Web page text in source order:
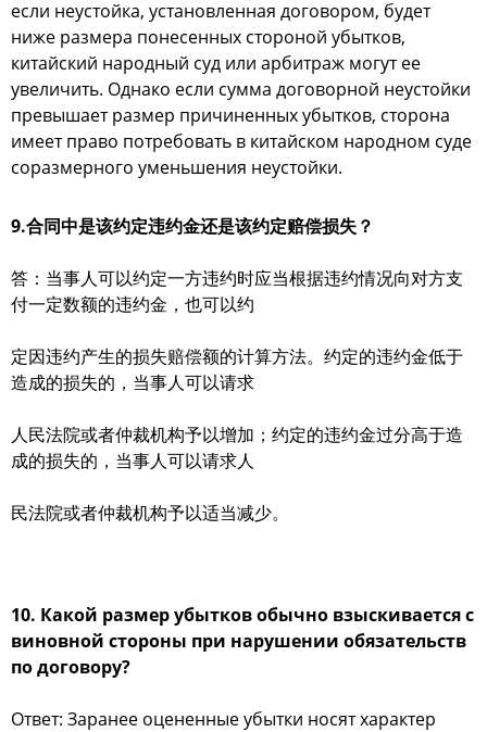
если неустойка, установленная договором, будет
ниже размера понесенных стороной убытков,
китайский народный суд или арбитраж могут ее
увеличить. Однако если сумма договорной неустойки
превышает размер причиненных убытков, сторона
имеет право потребовать в китайском народном суде
соразмерного уменьшения неустойки.
9.合同中是该约定违约金还是该约定赔偿损失？
答：当事人可以约定一方违约时应当根据违约情况向对方支
付一定数额的违约金，也可以约
定因违约产生的损失赔偿额的计算方法。约定的违约金低于
造成的损失的，当事人可以请求
人民法院或者仲裁机构予以增加；约定的违约金过分高于造
成的损失的，当事人可以请求人
民法院或者仲裁机构予以适当减少。
10. Какой размер убытков обычно взыскивается с
виновной стороны при нарушении обязательств
по договору?
Ответ: Заранее оцененные убытки носят характер